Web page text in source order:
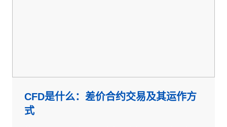
CFD是什么：差价合约交易及其运作方
式